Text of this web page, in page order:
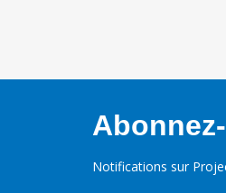
Notifications sur